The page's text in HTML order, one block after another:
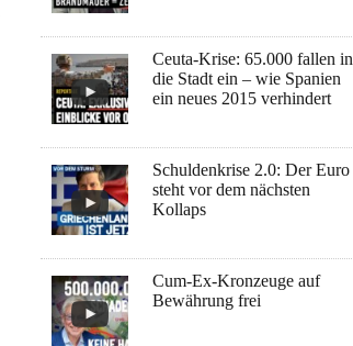
Ceuta-Krise: 65.000 fallen in
die Stadt ein – wie Spanien
ein neues 2015 verhindert
Schuldenkrise 2.0: Der Euro
steht vor dem nächsten
Kollaps
Cum-Ex-Kronzeuge auf
Bewährung frei